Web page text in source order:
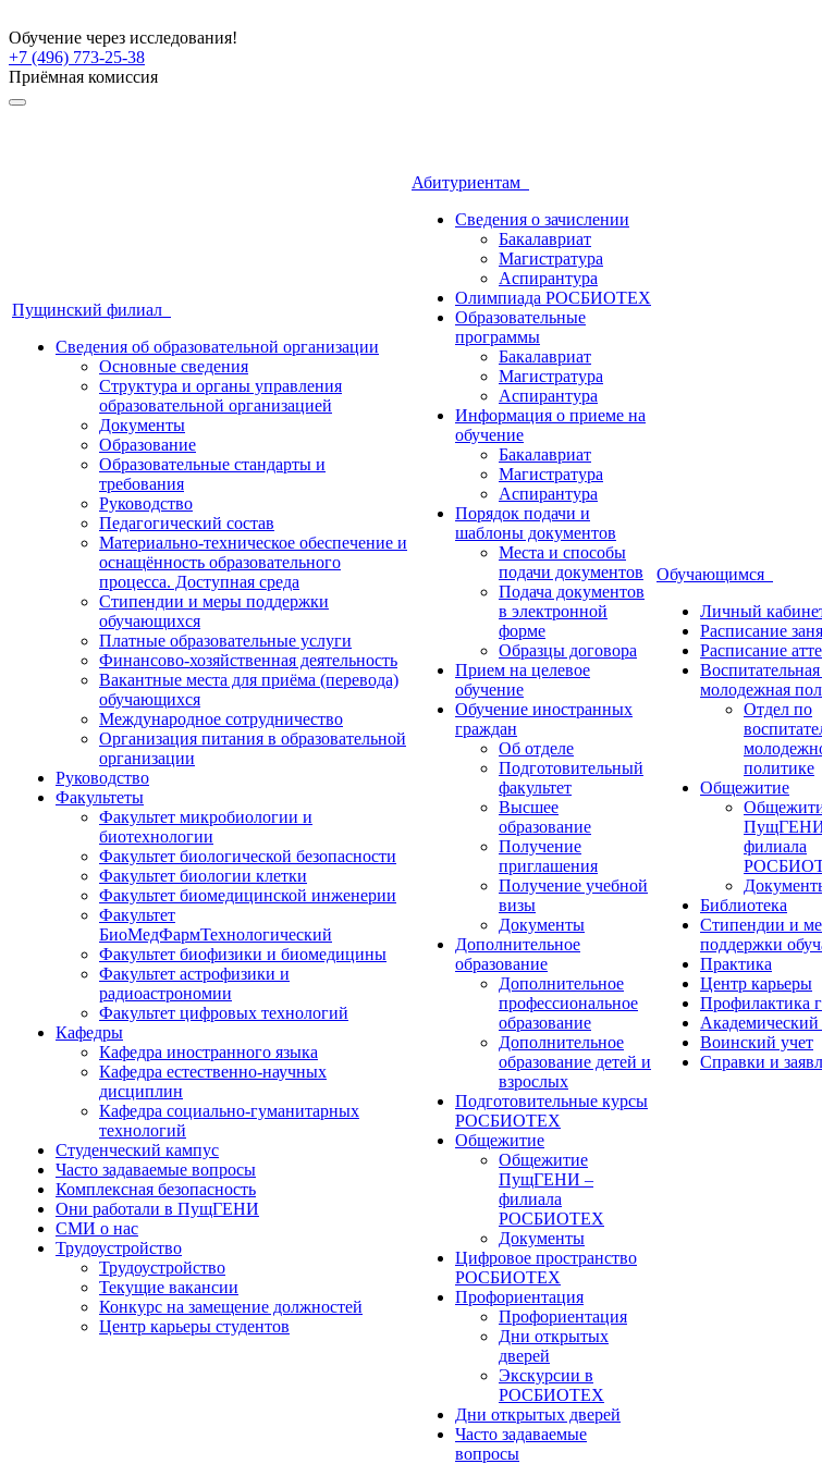
Обучение через исследования!
+7 (496) 773-25-38
Приёмная комиссия
Пущинский филиал
Сведения об образовательной организации
Основные сведения
Структура и органы управления
образовательной организацией
Документы
Образование
Образовательные стандарты и
требования
Руководство
Педагогический состав
Материально-техническое обеспечение и
оснащённость образовательного
процесса. Доступная среда
Стипендии и меры поддержки
обучающихся
Платные образовательные услуги
Финансово-хозяйственная деятельность
Вакантные места для приёма (перевода)
обучающихся
Международное сотрудничество
Организация питания в образовательной
организации
Руководство
Факультеты
Факультет микробиологии и
биотехнологии
Факультет биологической безопасности
Факультет биологии клетки
Факультет биомедицинской инженерии
Факультет
БиоМедФармТехнологический
Факультет биофизики и биомедицины
Факультет астрофизики и
радиоастрономии
Факультет цифровых технологий
Кафедры
Кафедра иностранного языка
Кафедра естественно-научных
дисциплин
Кафедра социально-гуманитарных
технологий
Студенческий кампус
Часто задаваемые вопросы
Комплексная безопасность
Они работали в ПущГЕНИ
СМИ о нас
Трудоустройство
Трудоустройство
Текущие вакансии
Конкурс на замещение должностей
Центр карьеры студентов
Абитуриентам
Сведения о зачислении
Бакалавриат
Магистратура
Аспирантура
Олимпиада РОСБИОТЕХ
Образовательные
программы
Бакалавриат
Магистратура
Аспирантура
Информация о приеме на
обучение
Бакалавриат
Магистратура
Аспирантура
Порядок подачи и
шаблоны документов
Места и способы
подачи документов
Подача документов
в электронной
форме
Образцы договора
Прием на целевое
обучение
Обучение иностранных
граждан
Об отделе
Подготовительный
факультет
Высшее
образование
Получение
приглашения
Получение учебной
визы
Документы
Дополнительное
образование
Дополнительное
профессиональное
образование
Дополнительное
образование детей и
взрослых
Подготовительные курсы
РОСБИОТЕХ
Общежитие
Общежитие
ПущГЕНИ –
филиала
РОСБИОТЕХ
Документы
Цифровое пространство
РОСБИОТЕХ
Профориентация
Профориентация
Дни открытых
дверей
Экскурсии в
РОСБИОТЕХ
Дни открытых дверей
Часто задаваемые
вопросы
Обучающимся
Личный
Расписание
Расписание
молодежная
Отдел по
политике
Общежитие
филиала
Библиотека
Стипендии и
поддержки
Практика
Центр карьеры
Профилактика
Академический
Воинский учет
Справки и